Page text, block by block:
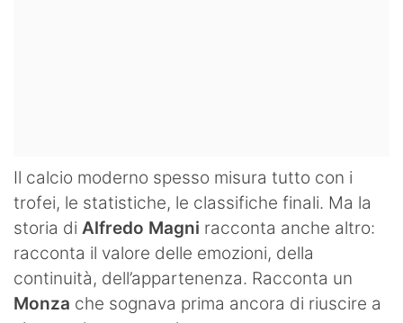
Il calcio moderno spesso misura tutto con i
trofei, le statistiche, le classifiche finali. Ma la
storia di Alfredo Magni racconta anche altro:
racconta il valore delle emozioni, della
continuità, dell’appartenenza. Racconta un
Monza che sognava prima ancora di riuscire a